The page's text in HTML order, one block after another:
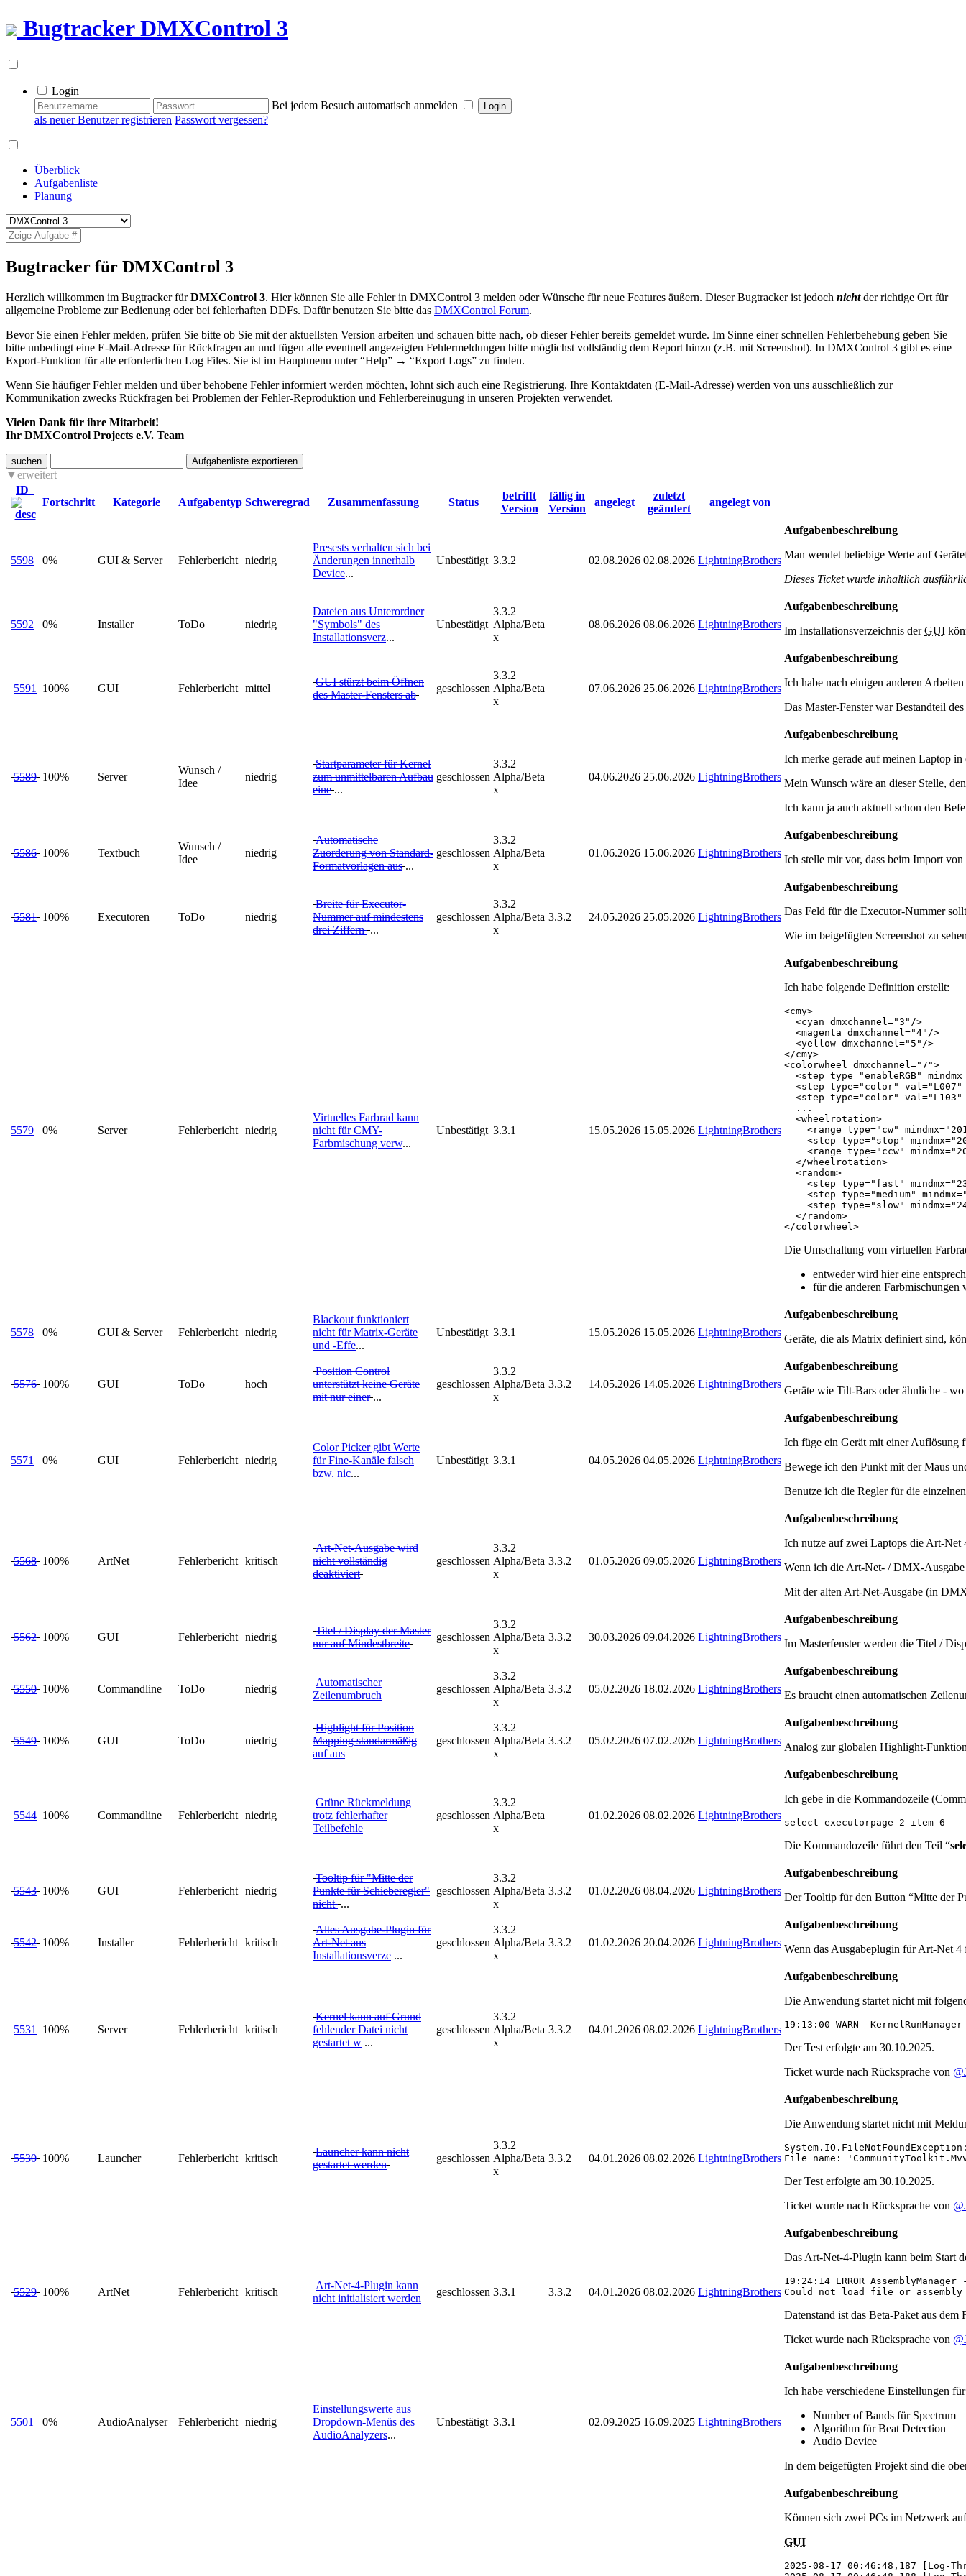
BugtrackerDMXControl 3
Login
Bei jedem Besuch automatisch anmelden
als neuer Benutzer registrieren Passwort vergessen?
Überblick
Aufgabenliste
Planung
Bugtracker für DMXControl 3
Herzlich willkommen im Bugtracker fürDMXControl 3. Hier können Sie alle Fehler in DMXControl 3 melden oder Wünsche für neue Features äußern. Dieser Bugtracker ist jedoch nichtder richtige Ort für
allgemeine Probleme zur Bedienung oder bei fehlerhaften DDFs. Dafür benutzen Sie bitte das DMXControl Forum.
Bevor Sie einen Fehler melden, prüfen Sie bitte ob Sie mit der aktuellsten Version arbeiten und schauen bitte nach, ob dieser Fehler bereits gemeldet wurde. Im Sinne einer schnellen Fehlerbehebung geben Sie
bitte unbedingt eine E-Mail-Adresse für Rückfragen an und fügen alle eventuell angezeigten Fehlermeldungen bitte möglichst vollständig dem Report hinzu (z.B. mit Screenshot). In DMXControl 3 gibt es eine
Export-Funktion für alle erforderlichen Log Files. Sie ist im Hauptmenu unter “Help” → “Export Logs” zu finden.
Wenn Sie häufiger Fehler melden und über behobene Fehler informiert werden möchten, lohnt sich auch eine Registrierung. Ihre Kontaktdaten (E-Mail-Adresse) werden von uns ausschließlich zur
Kommunikation zwecks Rückfragen bei Problemen der Fehler-Reproduktion und Fehlerbereinugung in unseren Projekten verwendet.
Vielen Dank für ihre Mitarbeit!
Ihr DMXControl Projects e.V. Team
suchen
erweitert
ID
Fortschritt
Kategorie Aufgabentyp Schweregrad Zusammenfassung Status
betrifft
Version
fällig in
Version
angelegt
zuletzt
geändert
angelegt von
5598 0% GUI & Server Fehlerbericht niedrig
Presests verhalten sich bei
Änderungen innerhalb
Device...
Unbestätigt 3.3.2 02.08.2026 02.08.2026 LightningBrothers
Aufgabenbeschreibung
Man wendet beliebige Werte auf
Dieses Ticket wurde inhaltlich
5592 0% Installer ToDo niedrig
Dateien aus Unterordner
"Symbols" des
Installationsverz...
Unbestätigt
3.3.2
Alpha/Beta
x
08.06.2026 08.06.2026 LightningBrothers
Aufgabenbeschreibung
Im Installationsverzeichnis derGUI
5591 100% GUI Fehlerbericht mittel
GUI stürzt beim Öffnen
des Master-Fensters ab
geschlossen
3.3.2
Alpha/Beta
x
07.06.2026 25.06.2026 LightningBrothers
Aufgabenbeschreibung
Ich habe nach einigen anderen
Das Master-Fenster war Bestandteil
5589 100% Server
Wunsch /
Idee
niedrig
Startparameter für Kernel
zum unmittelbaren Aufbau
eine ...
geschlossen
3.3.2
Alpha/Beta
x
04.06.2026 25.06.2026 LightningBrothers
Aufgabenbeschreibung
Ich merke gerade auf meinen Laptop
Mein Wunsch wäre an dieser Stelle,
Ich kann ja auch aktuell schon den
5586 100% Textbuch
Wunsch /
Idee
niedrig
Automatische
Zuorderung von Standard-
Formatvorlagen aus ...
geschlossen
3.3.2
Alpha/Beta
x
01.06.2026 15.06.2026 LightningBrothers
Aufgabenbeschreibung
Ich stelle mir vor, dass beim Import
5581 100% Executoren ToDo niedrig
Breite für Executor-
Nummer auf mindestens
drei Ziffern ...
geschlossen
3.3.2
Alpha/Beta
x
3.3.2 24.05.2026 25.05.2026 LightningBrothers
Aufgabenbeschreibung
Das Feld für die Executor-Nummer
Wie im beigefügten Screenshot zu
5579 0% Server Fehlerbericht niedrig
Virtuelles Farbrad kann
nicht für CMY-
Farbmischung verw...
Unbestätigt 3.3.1 15.05.2026 15.05.2026 LightningBrothers
Aufgabenbeschreibung
Ich habe folgende Definition erstellt:
<cmy>
  <cyan dmxchannel="3"/>
  <magenta dmxchannel="4"/>
  <yellow dmxchannel="5"/>
</cmy>
<colorwheel dmxchannel="7">
<step type="enableRGB"
<step type="color"
<step type="color"
  ...
  <wheelrotation>
<range type="cw"
<step type="stop"
<range type="ccw"
  </wheelrotation>
  <random>
<step type="fast"
<step type="medium"
<step type="slow"
  </random>
</colorwheel>
Die Umschaltung vom virtuellen
entweder wird hier eine
für die anderen Farbmischungen
5578 0% GUI & Server Fehlerbericht niedrig
Blackout funktioniert
nicht für Matrix-Geräte
und -Effe...
Unbestätigt 3.3.1 15.05.2026 15.05.2026 LightningBrothers
Aufgabenbeschreibung
Geräte, die als Matrix definiert sind,
5576 100% GUI ToDo hoch
Position Control
unterstützt keine Geräte
mit nur einer ...
geschlossen
3.3.2
Alpha/Beta
x
3.3.2 14.05.2026 14.05.2026 LightningBrothers
Aufgabenbeschreibung
Geräte wie Tilt-Bars oder ähnliche -
5571 0% GUI Fehlerbericht niedrig
Color Picker gibt Werte
für Fine-Kanäle falsch
bzw. nic...
Unbestätigt 3.3.1 04.05.2026 04.05.2026 LightningBrothers
Aufgabenbeschreibung
Ich füge ein Gerät mit einer Auflösung
Bewege ich den Punkt mit der Maus
Benutze ich die Regler für die
5568 100% ArtNet Fehlerbericht kritisch
Art-Net-Ausgabe wird
nicht vollständig
deaktiviert
geschlossen
3.3.2
Alpha/Beta
x
3.3.2 01.05.2026 09.05.2026 LightningBrothers
Aufgabenbeschreibung
Ich nutze auf zwei Laptops die Art-Net
Wenn ich die Art-Net- / DMX-Ausgabe
Mit der alten Art-Net-Ausgabe (in
5562 100% GUI Fehlerbericht niedrig
Titel / Display der Master
nur auf Mindestbreite
geschlossen
3.3.2
Alpha/Beta
x
3.3.2 30.03.2026 09.04.2026 LightningBrothers
Aufgabenbeschreibung
Im Masterfenster werden die Titel /
5550 100% Commandline ToDo niedrig
Automatischer
Zeilenumbruch
geschlossen
3.3.2
Alpha/Beta
x
3.3.2 05.02.2026 18.02.2026 LightningBrothers
Aufgabenbeschreibung
Es braucht einen automatischen
5549 100% GUI ToDo niedrig
Highlight für Position
Mapping standarmäßig
auf aus
geschlossen
3.3.2
Alpha/Beta
x
3.3.2 05.02.2026 07.02.2026 LightningBrothers
Aufgabenbeschreibung
Analog zur globalen Highlight-
5544 100% Commandline Fehlerbericht niedrig
Grüne Rückmeldung
trotz fehlerhafter
Teilbefehle
geschlossen
3.3.2
Alpha/Beta
x
01.02.2026 08.02.2026 LightningBrothers
Aufgabenbeschreibung
Ich gebe in die Kommandozeile
select executorpage 2 item 6
Die Kommandozeile führt den Teil “
5543 100% GUI Fehlerbericht niedrig
Tooltip für "Mitte der
Punkte für Schieberegler"
nicht ...
geschlossen
3.3.2
Alpha/Beta
x
3.3.2 01.02.2026 08.04.2026 LightningBrothers
Aufgabenbeschreibung
Der Tooltip für den Button “Mitte der
5542 100% Installer Fehlerbericht kritisch
Altes Ausgabe-Plugin für
Art-Net aus
Installationsverze ...
geschlossen
3.3.2
Alpha/Beta
x
3.3.2 01.02.2026 20.04.2026 LightningBrothers
Aufgabenbeschreibung
Wenn das Ausgabeplugin für Art-Net 4
5531 100% Server Fehlerbericht kritisch
Kernel kann auf Grund
fehlender Datei nicht
gestartet w ...
geschlossen
3.3.2
Alpha/Beta
x
3.3.2 04.01.2026 08.02.2026 LightningBrothers
Aufgabenbeschreibung
Die Anwendung startet nicht mit
19:13:00 WARN
Der Test erfolgte am 30.10.2025.
Ticket wurde nach Rücksprache von
5530 100% Launcher Fehlerbericht kritisch
Launcher kann nicht
gestartet werden
geschlossen
3.3.2
Alpha/Beta
x
3.3.2 04.01.2026 08.02.2026 LightningBrothers
Aufgabenbeschreibung
Die Anwendung startet nicht mit
File name:
Der Test erfolgte am 30.10.2025.
Ticket wurde nach Rücksprache von
5529 100% ArtNet Fehlerbericht kritisch
Art-Net-4-Plugin kann
nicht initialisiert werden
geschlossen 3.3.1 3.3.2 04.01.2026 08.02.2026 LightningBrothers
Aufgabenbeschreibung
Das Art-Net-4-Plugin kann beim Start
19:24:14 ERROR
Could not load file or assembly
Datenstand ist das Beta-Paket aus
Ticket wurde nach Rücksprache von
5501 0% AudioAnalyser Fehlerbericht niedrig
Einstellungswerte aus
Dropdown-Menüs des
AudioAnalyzers...
Unbestätigt 3.3.1 02.09.2025 16.09.2025 LightningBrothers
Aufgabenbeschreibung
Ich habe verschiedene Einstellungen
Number of Bands für Spectrum
Algorithm für Beat Detection
Audio Device
In dem beigefügten Projekt sind die
Aufgabenbeschreibung
Können sich zwei PCs im Netzwerk
GUI
2025-08-17 00:46:48,187 [Log-